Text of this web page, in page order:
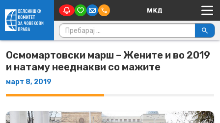
Skip to content Main Navigation
Пребарувај за:
Осмомартовски марш – Жените и во 2019
и натаму нееднакви со мажите
март 8, 2019